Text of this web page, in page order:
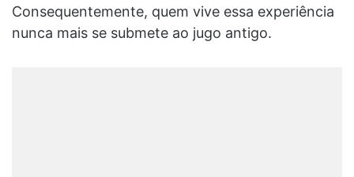
Consequentemente, quem vive essa experiência
nunca mais se submete ao jugo antigo.